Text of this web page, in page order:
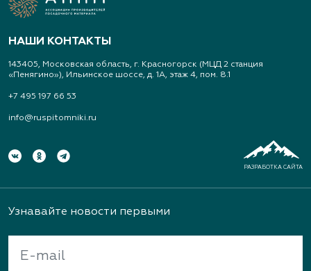
Арт-Ландшафт, садовые центры и
дом 14
(343) 213-1385
www.art-landshaft.ru
Архангельское
(926) 030-3602, (926) 030-3604
НАШИ КОНТАКТЫ
143405, Московская область, г. Красногорск (МЦД 2 станция
«Пенягино»), Ильинское шоссе, д. 1А, этаж 4, пом. 8.1
+7 495 197 66 53
info@ruspitomniki.ru
РАЗРАБОТКА САЙТА
Узнавайте новости первыми